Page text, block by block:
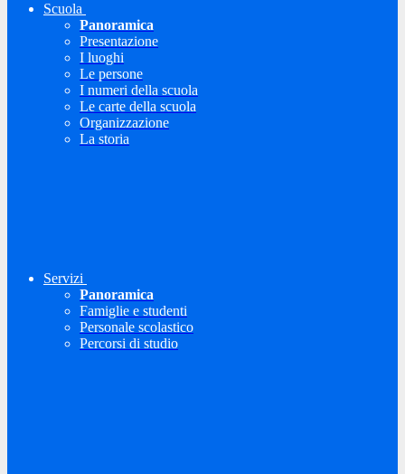
Scuola
Panoramica
Presentazione
I luoghi
Le persone
I numeri della scuola
Le carte della scuola
Organizzazione
La storia
Servizi
Panoramica
Famiglie e studenti
Personale scolastico
Percorsi di studio